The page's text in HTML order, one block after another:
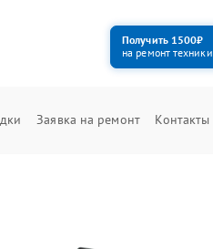
Получить 1500₽
на ремонт техники
Заявка на ремонт Контакты